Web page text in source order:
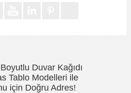
Duvar Kağıdı
Tablo Modelleri ile
için Doğru Adres!